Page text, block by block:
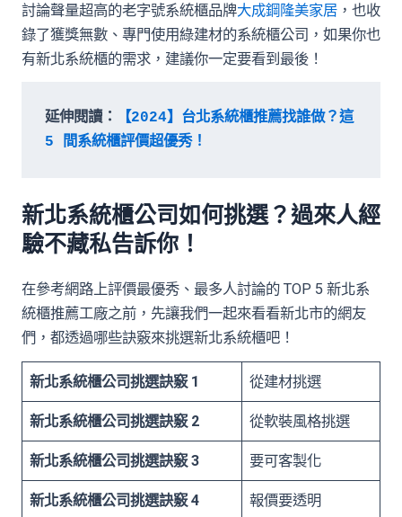
討論聲量超高的老字號系統櫃品牌大成鋼隆美家居，也收
錄了獲獎無數、專門使用綠建材的系統櫃公司，如果你也
有新北系統櫃的需求，建議你一定要看到最後！
延伸閱讀：
【2024】台北系統櫃推薦找誰做？這
5 間系統櫃評價超優秀！
新北系統櫃公司如何挑選？過來人經
驗不藏私告訴你！
在參考網路上評價最優秀、最多人討論的 TOP 5 新北系
統櫃推薦工廠之前，先讓我們一起來看看新北市的網友
們，都透過哪些訣竅來挑選新北系統櫃吧！
新北系統櫃公司挑選訣竅 1 從建材挑選
新北系統櫃公司挑選訣竅 2 從軟裝風格挑選
新北系統櫃公司挑選訣竅 3 要可客製化
新北系統櫃公司挑選訣竅 4 報價要透明